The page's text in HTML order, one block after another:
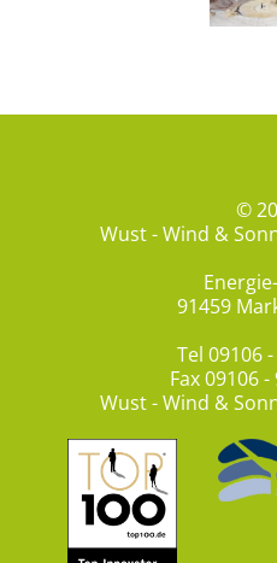
©
Wust - Wind &
91459
Tel 09106
Fax 09106
Wust - Wind &